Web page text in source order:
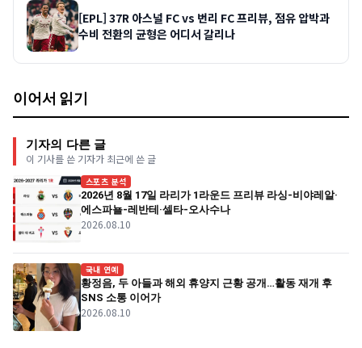
[EPL] 37R 아스널 FC vs 번리 FC 프리뷰, 점유 압박과
수비 전환의 균형은 어디서 갈리나
이어서 읽기
기자의 다른 글
이 기사를 쓴 기자가 최근에 쓴 글
스포츠 분석
2026년 8월 17일 라리가 1라운드 프리뷰 라싱-비야레알·
에스파뇰-레반테·셀타-오사수나
2026.08.10
국내 연예
황정음, 두 아들과 해외 휴양지 근황 공개…활동 재개 후
SNS 소통 이어가
2026.08.10